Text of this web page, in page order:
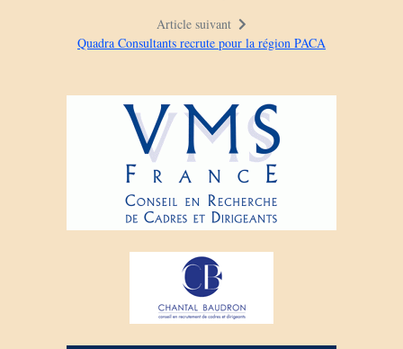
Article suivant
Quadra Consultants recrute pour la région PACA